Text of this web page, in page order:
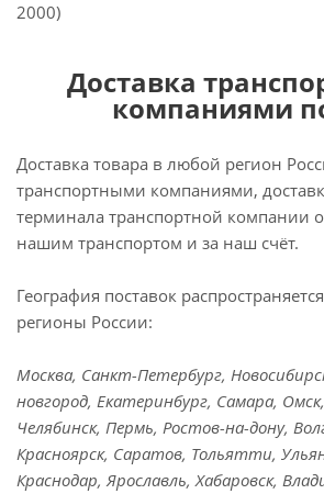
2000)
Доставка
компаниями
Доставка товара в любой регион
транспортными компаниями,
терминала транспортной компании
нашим транспортом и за наш счёт.
География поставок
регионы России:
Москва, Санкт-Петербург,
новгород, Екатеринбург, Самара,
Челябинск, Пермь, Ростов-на-дону,
Красноярск, Саратов, Тольятти,
Краснодар, Ярославль, Хабаровск,